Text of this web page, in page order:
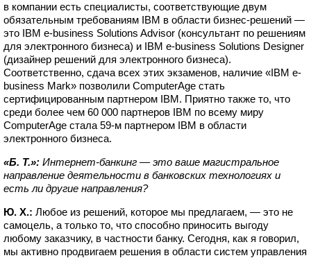
в компании есть специалисты, соответствующие двум
обязательным требованиям IBM в области бизнес-решений —
это IBM e-business Solutions Advisor (консультант по решениям
для электронного бизнеса) и IBM e-business Solutions Designer
(дизайнер решений для электронного бизнеса).
Соответственно, сдача всех этих экзаменов, наличие «IBM e-
business Mark» позволили ComputerAge стать
сертифицированным партнером IBM. Приятно также то, что
среди более чем 60 000 партнеров IBM по всему миру
ComputerAge стала 59-м партнером IBM в области
электронного бизнеса.
«Б. Т.»: Интернет-банкинг — это ваше магистральное
направление деятельности в банковских технологиях и
есть ли другие направления?
Ю. Х.: Любое из решений, которое мы предлагаем, — это не
самоцель, а только то, что способно приносить выгоду
любому заказчику, в частности банку. Сегодня, как я говорил,
мы активно продвигаем решения в области систем управления